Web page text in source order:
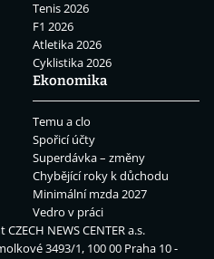
Tenis 2026
F1 2026
Atletika 2026
Cyklistika 2026
Ekonomika
Temu a clo
Spořicí účty
Superdávka – změny
Chybějící roky k důchodu
Minimální mzda 2027
Vedro v práci
CZECH NEWS CENTER a.s.
3493/1, 100 00 Praha 10 -